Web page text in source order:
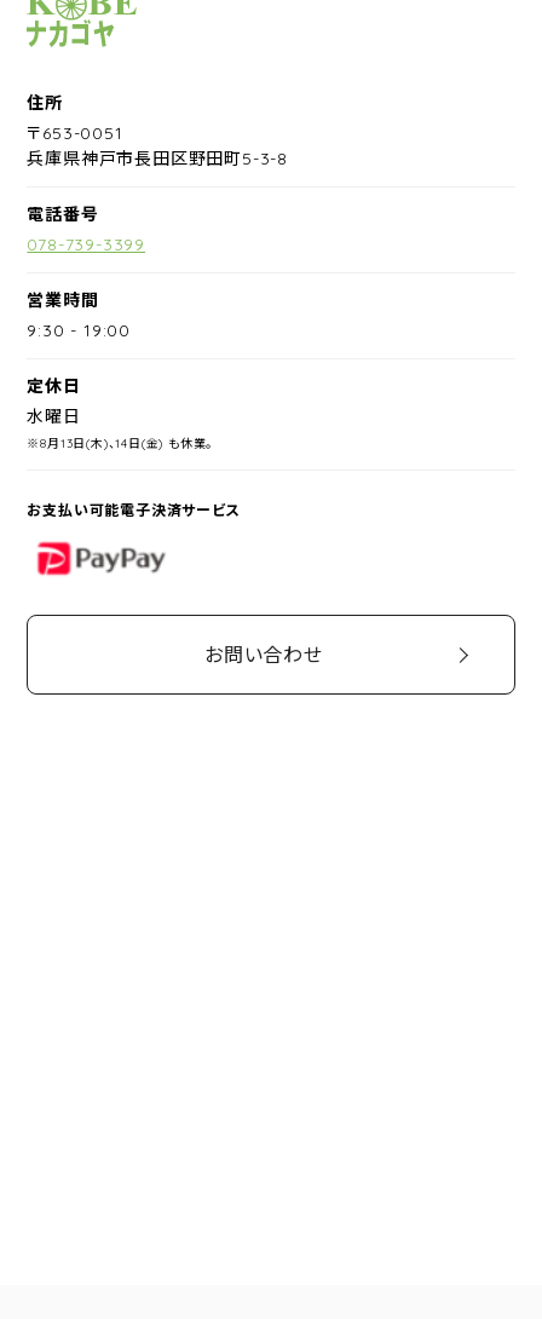
住所
〒653-0051
兵庫県神戸市長田区野田町5-3-8
電話番号
078-739-3399
営業時間
9:30 -19:00
定休日
水曜日
※8月13日(木)、14日(金) も休業。
お支払い可能電子決済サービス
PayPay
お問い合わせ